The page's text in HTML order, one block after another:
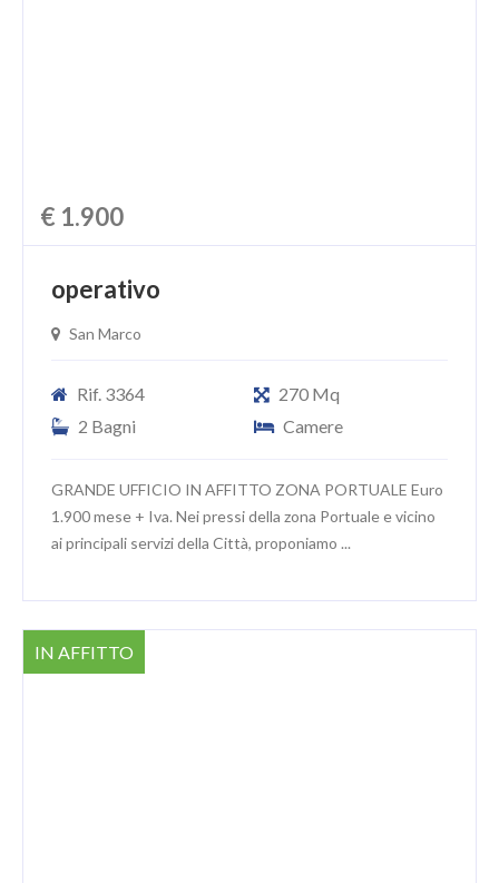
€ 1.900
operativo
San Marco
Rif. 3364
270 Mq
2 Bagni
Camere
GRANDE UFFICIO IN AFFITTO ZONA PORTUALE Euro
1.900 mese + Iva. Nei pressi della zona Portuale e vicino
ai principali servizi della Città, proponiamo ...
IN AFFITTO